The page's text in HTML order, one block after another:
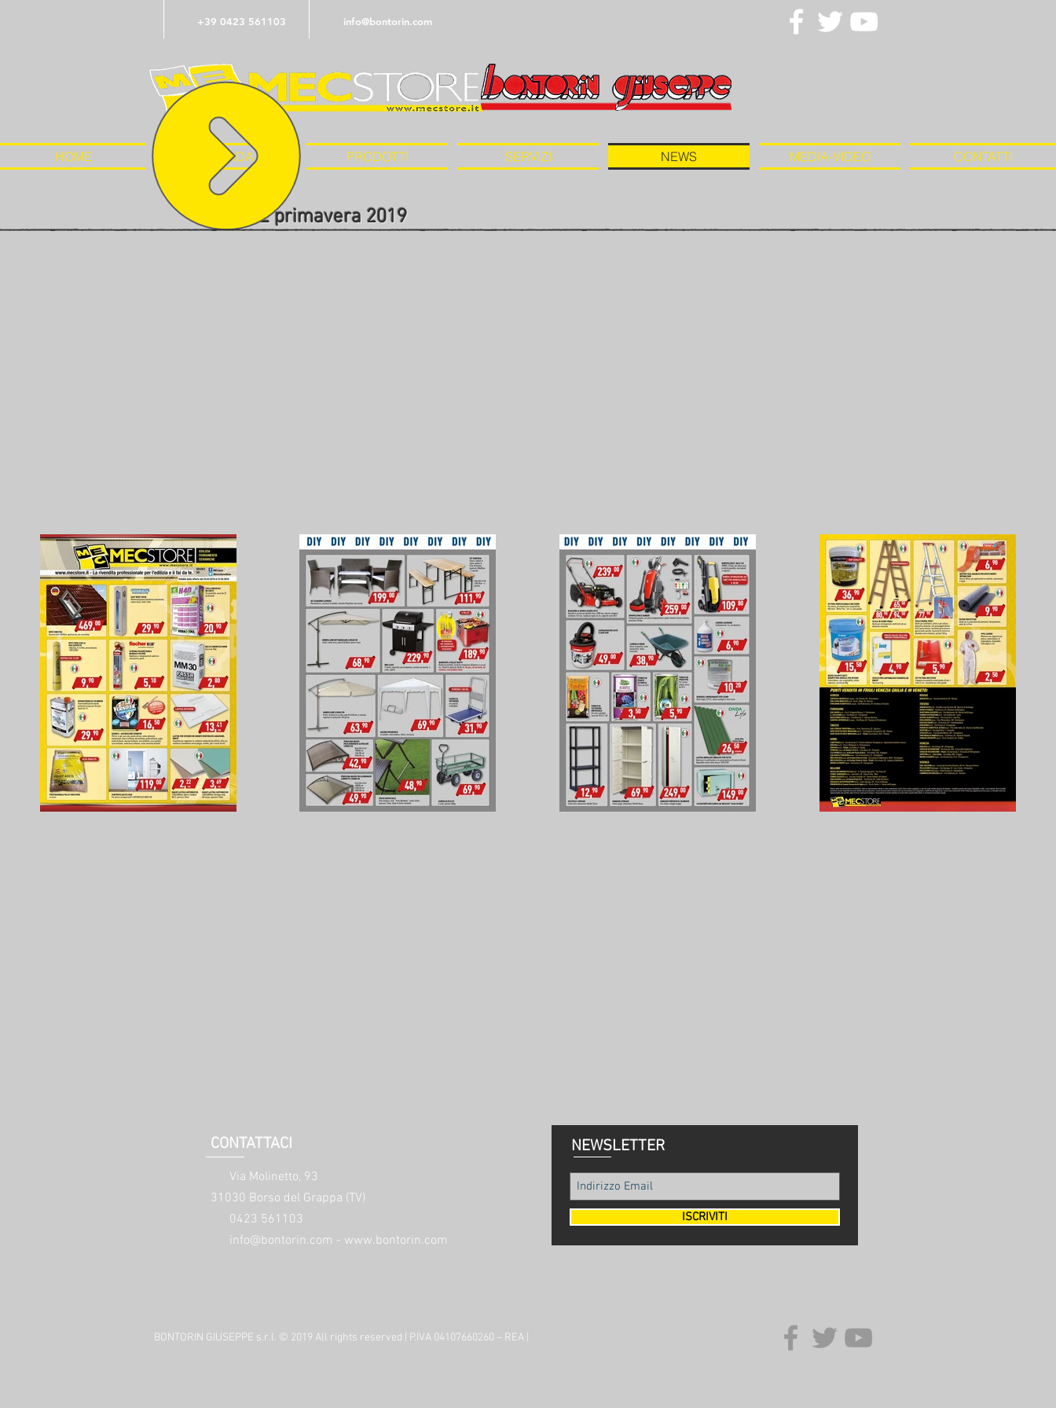
+39 0423 561103 info@bontorin.com
HOME AZIENDA PRODOTTI SERVIZI NEWS MEDIA-VIDEO CONTATTI
OFFERTE primavera 2019
CONTATTACI
Via Molinetto, 93
31030 Borso del Grappa (TV)
0423 561103
info@bontorin.com - www.bontorin.com
NEWSLETTER
ISCRIVITI
BONTORIN GIUSEPPE s.r.l. © 2019 All rights reserved | P.IVA 04107660260 – REA |